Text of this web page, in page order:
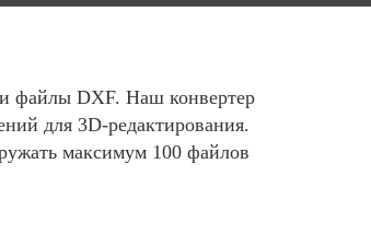
файлы DXF. Наш конвертер
для 3D-редактирования.
максимум 100 файлов